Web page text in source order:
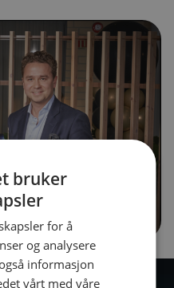
bruker
for å
og analysere
informasjon
vårt med våre